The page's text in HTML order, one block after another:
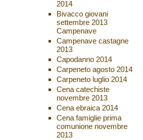
2014
Bivacco giovani
settembre 2013
Campenave
Campenave castagne
2013
Capodanno 2014
Carpeneto agosto 2014
Carpeneto luglio 2014
Cena catechiste
novembre 2013
Cena ebraica 2014
Cena famiglie prima
comunione novembre
2013